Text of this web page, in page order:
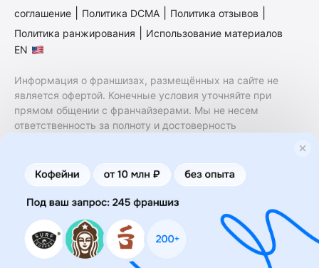
соглашение
Политика DCMA Политика отзывов
Политика ранжирования
Использование материалов
EN
Информация о франшизах, размещённых на сайте не
является офертой. Конечные условия уточняйте при
прямом общении с франчайзерами. Мы не несем
ответственность за полноту и достоверность
финансовые услуги. Заключение договоров
коммерческой концессии (франчайзинга) осуществляется
правообладателями/их представителями. Бизнесменс.ру
не является посредником или представителем
правообладателя и не несет ответственность за условия
предоставления франшизы и действия лиц,
осуществленные на основании информации, имеющейся